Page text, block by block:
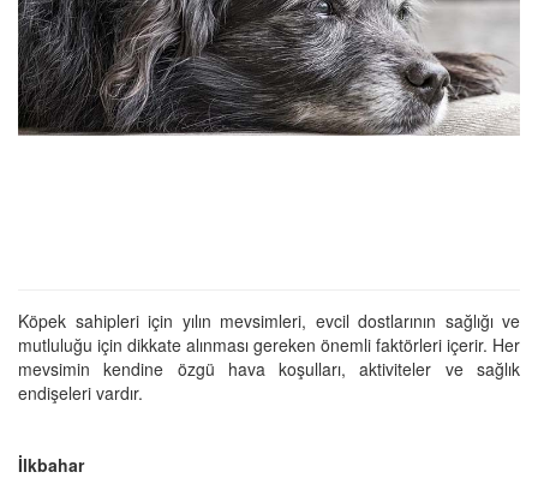
Köpek sahipleri için yılın mevsimleri, evcil dostlarının sağlığı ve
mutluluğu için dikkate alınması gereken önemli faktörleri içerir. Her
mevsimin kendine özgü hava koşulları, aktiviteler ve sağlık
endişeleri vardır.
İlkbahar